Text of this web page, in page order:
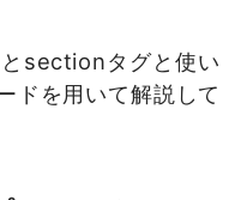
sectionタグと使い
ドを用いて解説して